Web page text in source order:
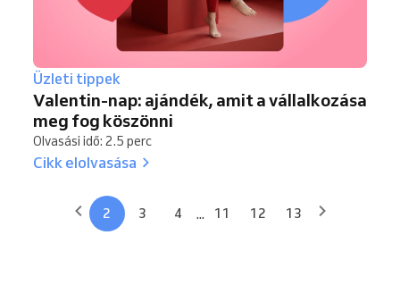
Üzleti tippek
Valentin-nap: ajándék, amit a vállalkozása
meg fog köszönni
Olvasási idő: 2.5 perc
Cikk elolvasása
2 3 4 ... 11 12 13